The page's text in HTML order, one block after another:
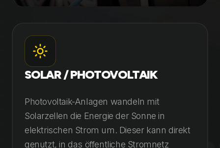
SOLAR / PHOTOVOLTAIK
Photovoltaik-Anlagen wandeln mit
Solarzellen die Energie der Sonne in
elektrischen Strom um. Dieser kann direkt
genutzt, in das öffentliche Stromnetz